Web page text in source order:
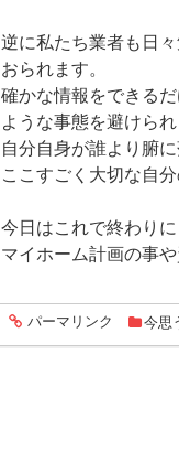
逆に私たち業者も日
おられます。
確かな情報をできる
ような事態を避けら
自分自身が誰より腑
ここすごく大切な自
今日はこれで終わり
マイホーム計画の事
entry266
パーマリンク 今思